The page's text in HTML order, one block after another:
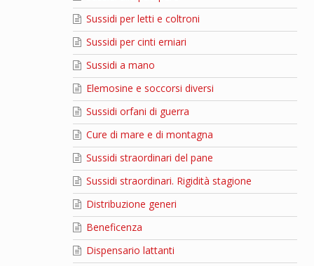
Sussidi per letti e coltroni
Sussidi per cinti erniari
Sussidi a mano
Elemosine e soccorsi diversi
Sussidi orfani di guerra
Cure di mare e di montagna
Sussidi straordinari del pane
Sussidi straordinari. Rigidità stagione
Distribuzione generi
Beneficenza
Dispensario lattanti